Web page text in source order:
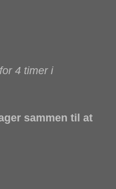
4 timer i
sammen til at